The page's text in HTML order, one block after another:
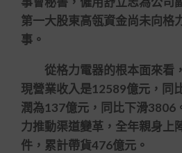
第一大股東高瓴資金尚未向格
事。
從格力電器的根本面來看
現營業收入是12589億元，同
潤為137億元，同比下滑3806
力推動渠道變革，全年親身上
件，累計帶貨476億元。